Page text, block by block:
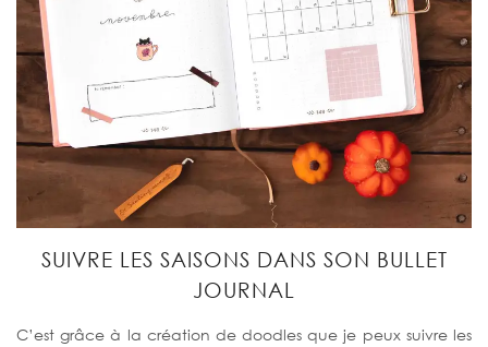
SUIVRE LES SAISONS DANS SON BULLET
JOURNAL
C’est grâce à la création de doodles que je peux suivre les